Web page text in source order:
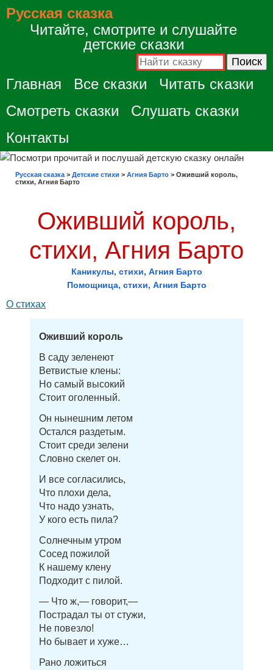
Русская сказка
Читайте, смотрите и слушайте
детские сказки
Главная Все сказки
Читать сказки
Смотреть сказки
Слушать сказки
Контакты
Русская сказка > Детские стихи > Агния Барто > Оживший король,
стихи, Агния Барто
Оживший король,
стихи, Агния Барто
Каникулы, стихи, Агния Барто
Помощница, стихи, Агния Барто
О стихах
Оживший король
В саду зеленеют
Ветвистые клены:
Но самый высокий
Стоит оголенный.
Он нынешним летом
Остался раздетым.
Стоит среди зелени
Словно скелет он.
И все согласились,
Что плохи дела,
Что надо узнать,
У кого есть пила?
Солнечным утром
Сосед пожилой
К нашему клену
Подходит с пилой.
— Что ж,— говорит,—
Пострадал ты от стужи,
Не повезло!
Но бывает и хуже…
Рано ложиться